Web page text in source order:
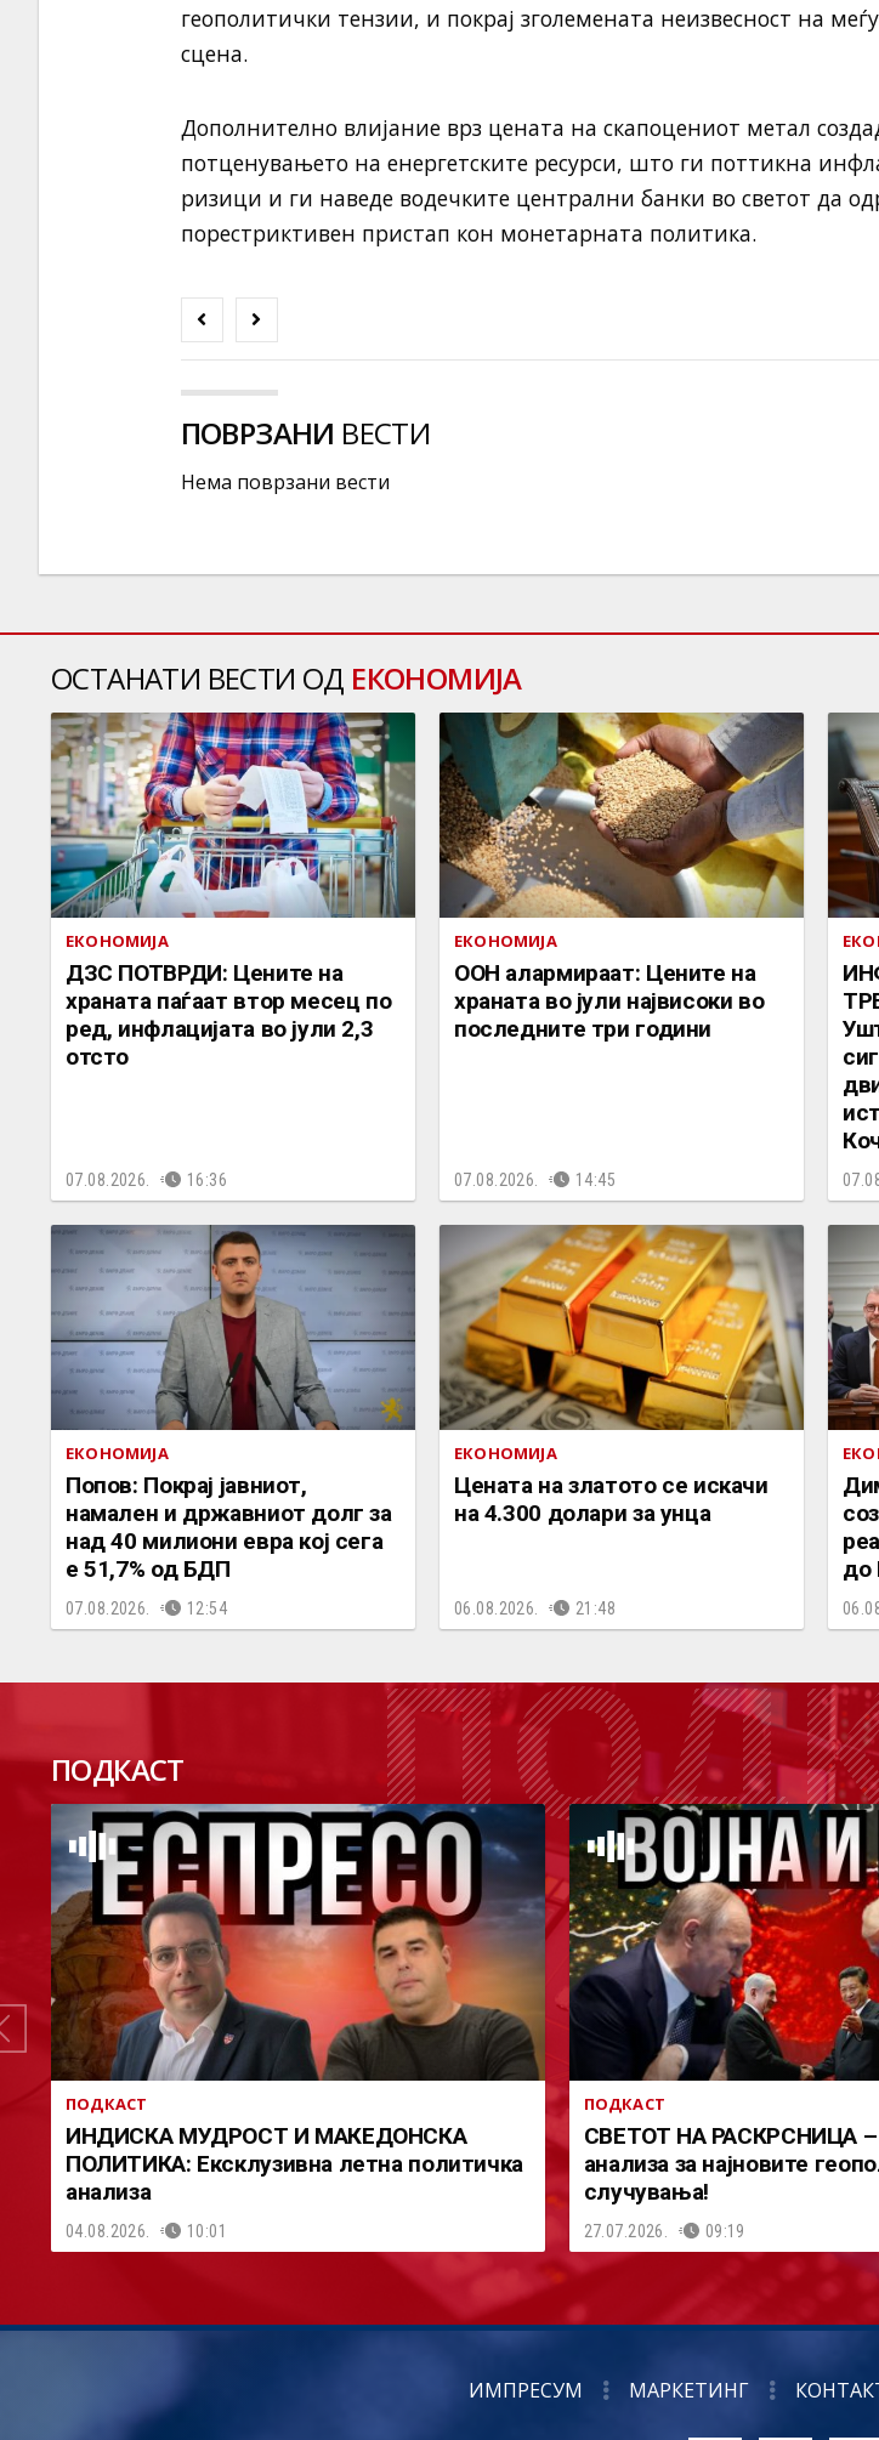
геополитички тензии, и покрај зголемената неизвесност на
сцена.
Дополнително влијание врз цената на скапоцениот метал
потценувањето на енергетските ресурси, што ги поттикна
ризици и ги наведе водечките централни банки во светот да
порестриктивен пристап кон монетарната политика.
ПОВРЗАНИ ВЕСТИ
Нема поврзани вести
ОСТАНАТИ ВЕСТИ ОД ЕКОНОМИЈА
ЕКОНОМИЈА
ДЗС ПОТВРДИ: Цените на
храната паѓаат втор месец по
ред, инфлацијата во јули 2,3
отсто
07.08.2026. 16:36
ЕКОНОМИЈА
ООН алармираат: Цените на
храната во јули највисоки во
последните три години
07.08.2026. 14:45
ЕКОНОМИЈА
Попов: Покрај јавниот,
намален и државниот долг за
над 40 милиони евра кој сега
е 51,7% од БДП
07.08.2026. 12:54
ЕКОНОМИЈА
Цената на златото се искачи
на 4.300 долари за унца
06.08.2026. 21:48
до
ПОДКАСТ
ПОДКАСТ
ИНДИСКА МУДРОСТ И МАКЕДОНСКА
ПОЛИТИКА: Ексклузивна летна политичка
анализа
04.08.2026. 10:01
ПОДКАСТ
СВЕТОТ НА РАСКРСНИЦА –
анализа за најновите
случувања!
27.07.2026. 09:19
ИМПРЕСУМ МАРКЕТИНГ